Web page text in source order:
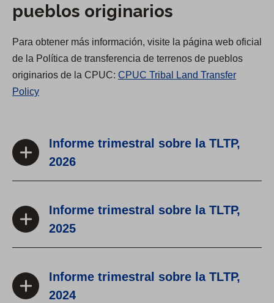
pueblos originarios
Para obtener más información, visite la página web oficial
de la Política de transferencia de terrenos de pueblos
originarios de la CPUC: CPUC Tribal Land Transfer
Policy(
n
a
t
Informe trimestral sobre la TLTP,
2026
Informe trimestral sobre la TLTP,
2025
Informe trimestral sobre la TLTP,
2024